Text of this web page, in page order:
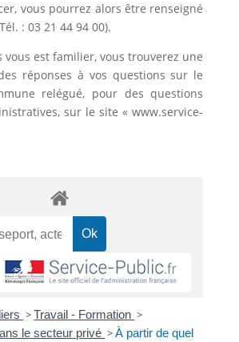
vous pourrez alors être renseigné
: 03 21 44 94 00).
vous est familier, vous trouverez une
réponses à vos questions sur le
relégué, pour des questions
sur le site « www.service-
>Travail - Formation >
le secteur privé >À partir de quel